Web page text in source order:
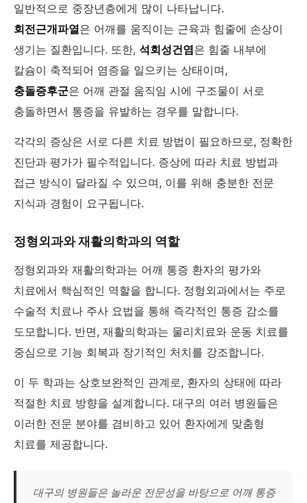
일반적으로 중장년층에게 많이 나타납니다.
회전근개파열은 어깨를 움직이는 근육과 힘줄에 손상이
생기는 질환입니다. 또한, 석회성건염은 힘줄 내부에
칼슘이 축적되어 염증을 일으키는 상태이며,
충돌증후군은 어깨 관절 움직임 시에 구조물이 서로
충돌하면서 통증을 유발하는 경우를 말합니다.
각각의 증상은 서로 다른 치료 방법이 필요하므로, 정확한
진단과 평가가 필수적입니다. 증상에 따라 치료 방법과
접근 방식이 달라질 수 있으며, 이를 위해 충분한 전문
지식과 경험이 요구됩니다.
정형외과와 재활의학과의 역할
정형외과와 재활의학과는 어깨 통증 환자의 평가와
치료에서 핵심적인 역할을 합니다. 정형외과에서는 주로
수술적 치료나 주사 요법을 통해 즉각적인 통증 감소를
도모합니다. 반면, 재활의학과는 물리치료와 운동 치료를
중심으로 기능 회복과 장기적인 처치를 강조합니다.
이 두 학과는 상호보완적인 관계로, 환자의 상태에 따라
적절한 치료 방향을 설계합니다. 대구의 여러 병원들은
이러한 전문 분야를 겸비하고 있어 환자에게 맞춤형
치료를 제공합니다.
대구의 병원들은 놀라운 전문성을 바탕으로 어깨 통증